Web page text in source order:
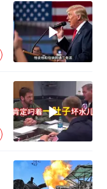
演长剧
总书记点赞的非遗苗绣焕发新生机